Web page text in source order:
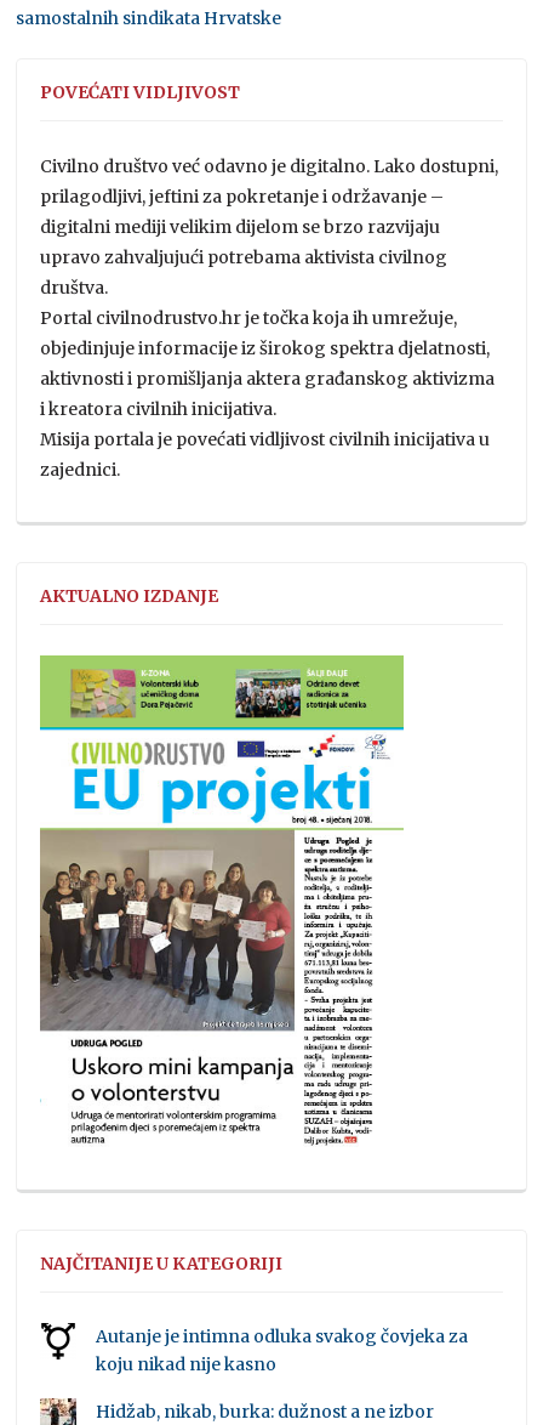
samostalnih sindikata Hrvatske
POVEĆATI VIDLJIVOST
Civilno društvo već odavno je digitalno. Lako dostupni,
prilagodljivi, jeftini za pokretanje i održavanje –
digitalni mediji velikim dijelom se brzo razvijaju
upravo zahvaljujući potrebama aktivista civilnog
društva.
Portal civilnodrustvo.hr je točka koja ih umrežuje,
objedinjuje informacije iz širokog spektra djelatnosti,
aktivnosti i promišljanja aktera građanskog aktivizma
i kreatora civilnih inicijativa.
Misija portala je povećati vidljivost civilnih inicijativa u
zajednici.
AKTUALNO IZDANJE
NAJČITANIJE U KATEGORIJI
Autanje je intimna odluka svakog čovjeka za
koju nikad nije kasno
Hidžab, nikab, burka: dužnost a ne izbor